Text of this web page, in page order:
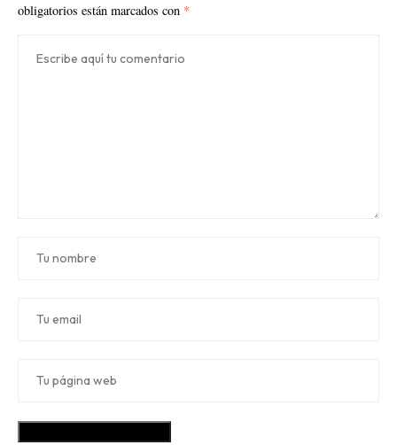
obligatorios están marcados con *